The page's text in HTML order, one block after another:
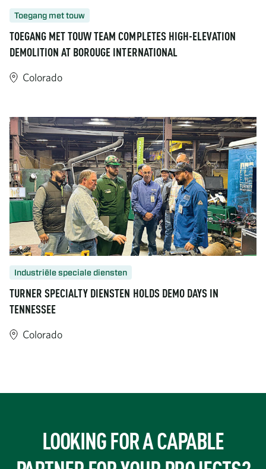
Toegang met touw
TOEGANG MET TOUW TEAM COMPLETES HIGH-ELEVATION
DEMOLITION AT BOROUGE INTERNATIONAL
Colorado
Industriële speciale diensten
TURNER SPECIALTY DIENSTEN HOLDS DEMO DAYS IN
TENNESSEE
Colorado
LOOKING FOR A CAPABLE